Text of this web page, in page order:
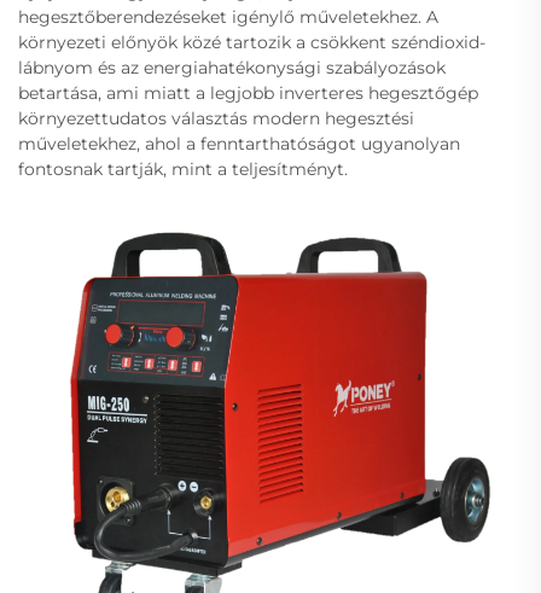
hegesztőberendezéseket igénylő műveletekhez. A
környezeti előnyök közé tartozik a csökkent széndioxid-
lábnyom és az energiahatékonysági szabályozások
betartása, ami miatt a legjobb inverteres hegesztőgép
környezettudatos választás modern hegesztési
műveletekhez, ahol a fenntarthatóságot ugyanolyan
fontosnak tartják, mint a teljesítményt.